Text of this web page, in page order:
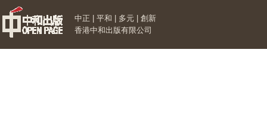
中正 | 平和 | 多元 | 創新
香港中和出版有限公司